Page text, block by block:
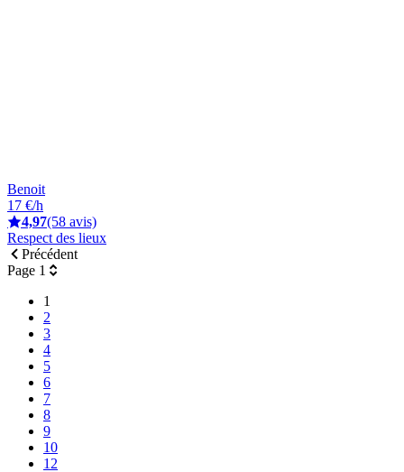
Benoit
17 €/h
4,97(58 avis)
Respect des lieux
Précédent
Page 1
1
2
3
4
5
6
7
8
9
10
12